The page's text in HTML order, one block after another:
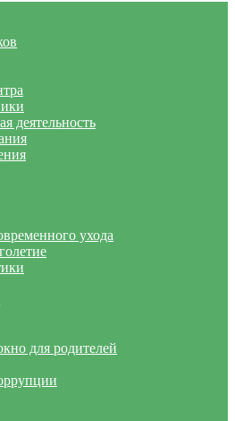
деятельность
ухода
для родителей